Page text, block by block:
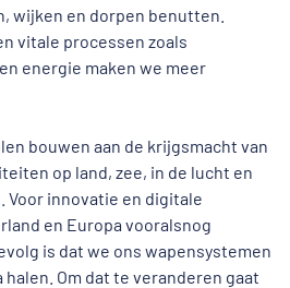
wijken en dorpen benutten.
vitale processen zoals
energie maken we meer
bouwen aan de krijgsmacht van
op land, zee, in de lucht en
Voor innovatie en digitale
en Europa vooralsnog
is dat we ons wapensystemen
Om dat te veranderen gaat